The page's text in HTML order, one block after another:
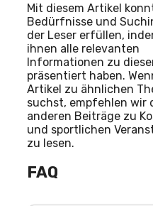
Mit diesem Artikel
Bedürfnisse und
der Leser erfüllen,
ihnen alle relevanten
Informationen zu
präsentiert haben.
Artikel zu ähnlichen
suchst, empfehlen wir
anderen Beiträge zu
und sportlichen
zu lesen.
FAQ